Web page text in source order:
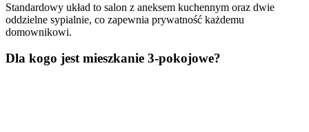
Standardowy układ to salon z aneksem kuchennym oraz dwie
oddzielne sypialnie, co zapewnia prywatność każdemu
domownikowi.
Dla kogo jest mieszkanie 3-pokojowe?